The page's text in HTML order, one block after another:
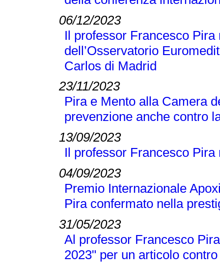
06/12/2023
Il professor Francesco
dell’Osservatorio
Carlos di Madrid
23/11/2023
Pira e Mento alla Camera
prevenzione anche contro
13/09/2023
Il professor Francesco
04/09/2023
Premio Internazionale
Pira confermato nella
31/05/2023
Al professor Francesco
2023" per un articolo